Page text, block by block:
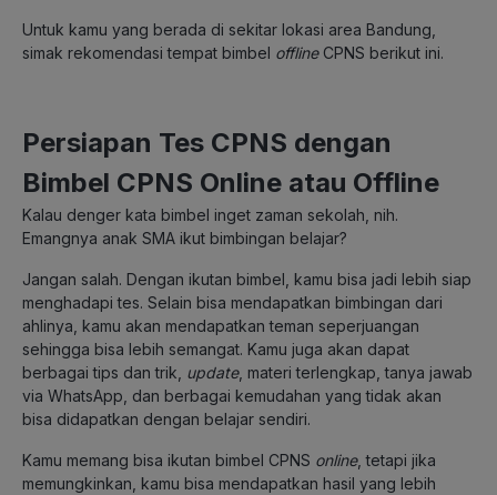
Untuk kamu yang berada di sekitar lokasi area Bandung,
simak rekomendasi tempat bimbel offlineCPNS berikut ini.
Persiapan Tes CPNS dengan
Bimbel CPNS Online atau Offline
Kalau denger kata bimbel inget zaman sekolah, nih.
Emangnya anak SMA ikut bimbingan belajar?
Jangan salah. Dengan ikutan bimbel, kamu bisa jadi lebih siap
menghadapi tes. Selain bisa mendapatkan bimbingan dari
ahlinya, kamu akan mendapatkan teman seperjuangan
sehingga bisa lebih semangat. Kamu juga akan dapat
berbagai tips dan trik, update, materi terlengkap, tanya jawab
via WhatsApp, dan berbagai kemudahan yang tidak akan
bisa didapatkan dengan belajar sendiri.
Kamu memang bisa ikutan bimbel CPNS online, tetapi jika
memungkinkan, kamu bisa mendapatkan hasil yang lebih